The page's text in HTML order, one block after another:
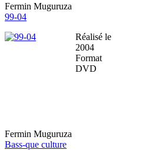
Fermin Muguruza
99-04
Réalisé le
2004
Format
DVD
Fermin Muguruza
Bass-que culture